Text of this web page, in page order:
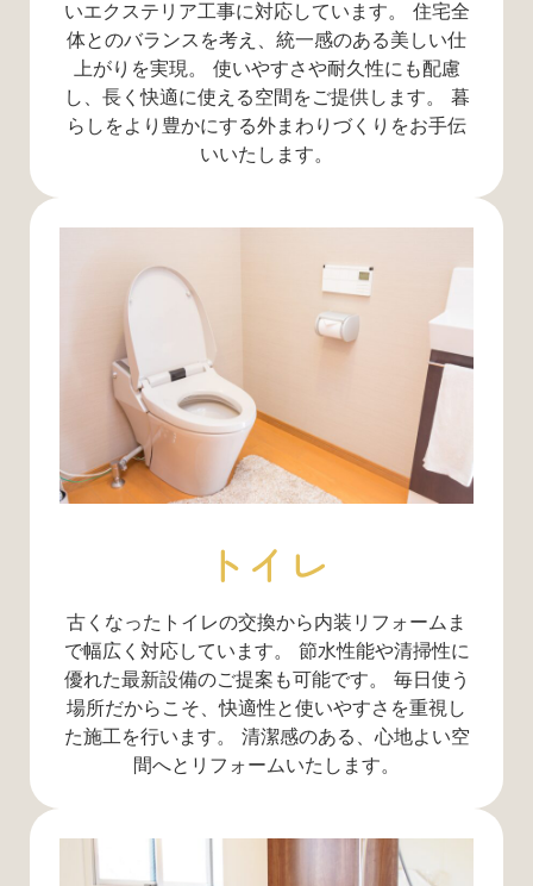
いエクステリア工事に対応しています。 住宅全
体とのバランスを考え、統一感のある美しい仕
上がりを実現。 使いやすさや耐久性にも配慮
し、長く快適に使える空間をご提供します。 暮
らしをより豊かにする外まわりづくりをお手伝
いいたします。
トイレ
古くなったトイレの交換から内装リフォームま
で幅広く対応しています。 節水性能や清掃性に
優れた最新設備のご提案も可能です。 毎日使う
場所だからこそ、快適性と使いやすさを重視し
た施工を行います。 清潔感のある、心地よい空
間へとリフォームいたします。